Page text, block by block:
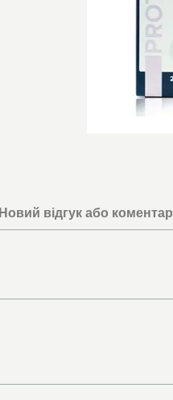
Новий відгук або коментар